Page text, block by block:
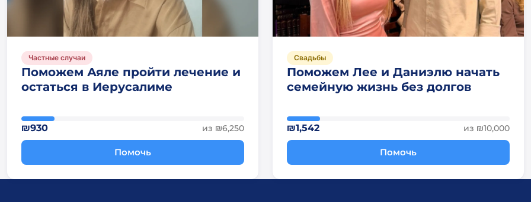
Частные случаи
Поможем Аяле пройти лечение и
остаться в Иерусалиме
₪930 из ₪6,250
Помочь
Свадьбы
Поможем Лее и Даниэлю начать
семейную жизнь без долгов
₪1,542 из ₪10,000
Помочь